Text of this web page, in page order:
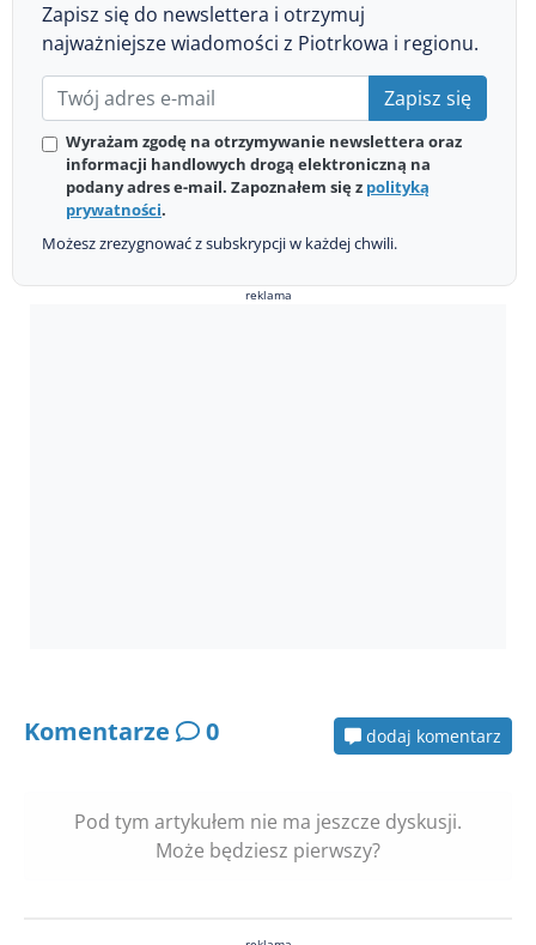
Zapisz się do newslettera i otrzymuj
najważniejsze wiadomości z Piotrkowa i regionu.
Zapisz się
Wyrażam zgodę na otrzymywanie newslettera oraz
informacji handlowych drogą elektroniczną na
podany adres e-mail. Zapoznałem się z polityką
prywatności.
Możesz zrezygnować z subskrypcji w każdej chwili.
reklama
Komentarze 0 dodaj komentarz
Pod tym artykułem nie ma jeszcze dyskusji.
Może będziesz pierwszy?